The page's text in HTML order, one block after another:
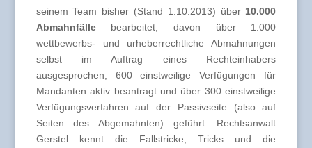
seinem Team bisher (Stand 1.10.2013) über 10.000
Abmahnfällebearbeitet, davon über 1.000
wettbewerbs- und urheberrechtliche Abmahnungen
selbst im Auftrag eines Rechteinhabers
ausgesprochen, 600 einstweilige Verfügungen für
Mandanten aktiv beantragt und über 300 einstweilige
Verfügungsverfahren auf der Passivseite (also auf
Seiten des Abgemahnten) geführt. Rechtsanwalt
Gerstel kennt die Fallstricke, Tricks und die